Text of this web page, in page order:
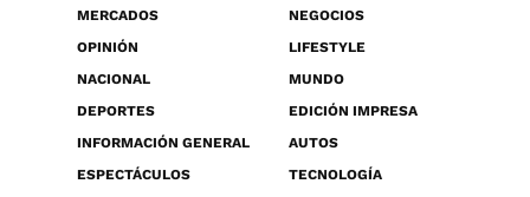
MERCADOS
NEGOCIOS
OPINIÓN
LIFESTYLE
NACIONAL
MUNDO
DEPORTES
EDICIÓN IMPRESA
INFORMACIÓN GENERAL
AUTOS
ESPECTÁCULOS
TECNOLOGÍA